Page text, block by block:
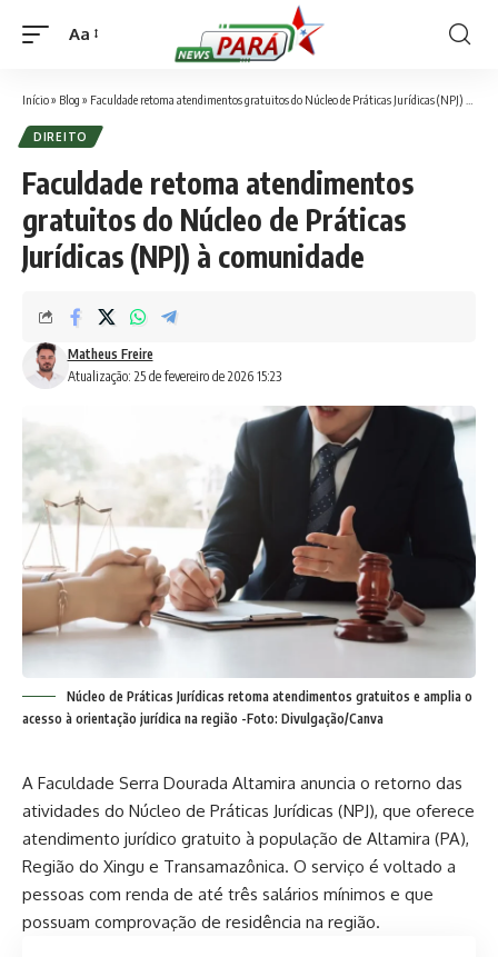
Font
Aa
Início» Blog » Faculdade retoma atendimentos gratuitos do Núcleo de Práticas Jurídicas (NPJ) à comunidade
DIREITO
Faculdade retoma atendimentos
gratuitos do Núcleo de Práticas
Jurídicas (NPJ) à comunidade
Atualização: 25 de fevereiro de 2026 15:23
Matheus Freire
Núcleo de Práticas Jurídicas retoma atendimentos gratuitos e amplia o
acesso à orientação jurídica na região -Foto: Divulgação/Canva
A Faculdade Serra Dourada Altamira anuncia o retorno das
atividades do Núcleo de Práticas Jurídicas (NPJ), que oferece
atendimento jurídico gratuito à população de Altamira (PA),
Região do Xingu e Transamazônica. O serviço é voltado a
pessoas com renda de até três salários mínimos e que
possuam comprovação de residência na região.